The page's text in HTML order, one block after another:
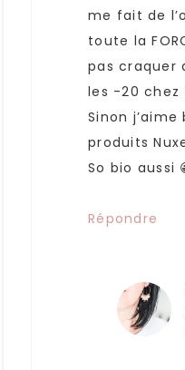
me fait de
toute la
pas craquer
les -20 chez
Sinon
produits
So bio aussi
Répondre